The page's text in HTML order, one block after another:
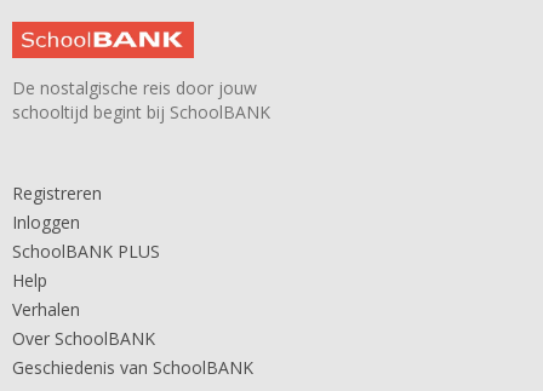
De nostalgische reis door jouw
schooltijd begint bij SchoolBANK
Registreren
Inloggen
SchoolBANK PLUS
Help
Verhalen
Over SchoolBANK
Geschiedenis van SchoolBANK